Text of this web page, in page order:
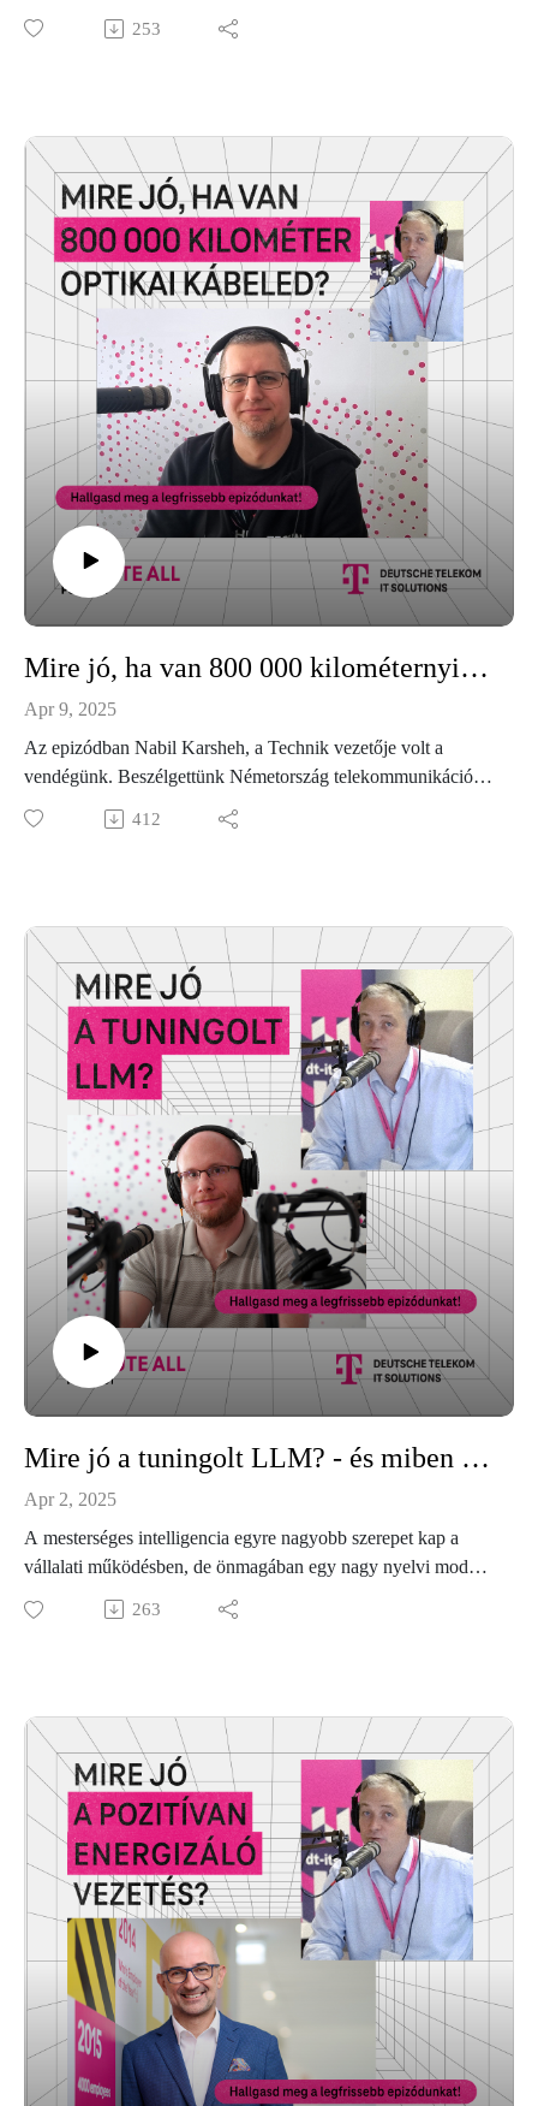
egy egész gyártósort digitálisan lemodellezni, szimulálni és
optimalizálni az Omniverse segítségével. Szó esik
253
Mire jó, ha van 800 000 kilométernyi optikai kábeled? – Egy ilyen rendszernél kétszer is meggondolja az ember, hogy mi az, amire rászabadítja az AI-t.
Apr 9, 2025
Az epizódban Nabil Karsheh, a Technik vezetője volt a
vendégünk. Beszélgettünk Németország telekommunikációs
infrastruktúrájának monumentalitásáról, és arról, hogy
miképpen játszik kritikus szerepet fenntartásában és
412
Mire jó a tuningolt LLM? - és miben különbözik a "sima" ChatGPT -től?
Apr 2, 2025
A mesterséges intelligencia egyre nagyobb szerepet kap a
vállalati működésben, de önmagában egy nagy nyelvi modell
(LLM) még nem feltétlenül elég ahhoz, hogy pontos és
releváns válaszokat adjon a céges környezetben. A Deutsche
tudásra szabni, milyen előnyökkel jár egy AI-alapú belső
chatbot, és milyen kihívások merültek fel a bevezetés
során.Szó esik a dokumentumok optimalizálásáról, a tudásgráf
szerepéről, az adatbiztonsági szempontokról, és arról is,
milyen meglepő módon lehet az AI-t hatékonyabbá tenni egy
vállalaton belül. Kiderül, hogy egy jól beállított belső AI
nemcsak gyorsabb információkeresést biztosít, hanem a
vállalati tudásmegosztás egyik kulcsa is lehet.
Hallgasd meg a Deutsche Telekom IT Solutions Unmute All
podcast legújabb epizódját!
263